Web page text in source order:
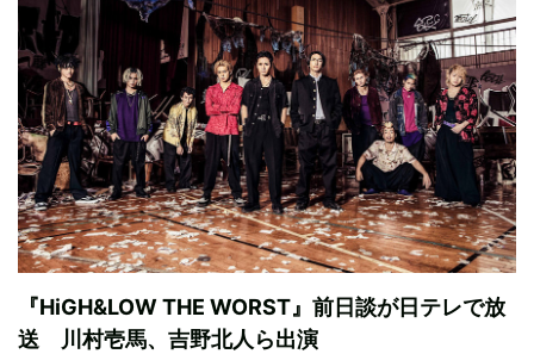
『HiGH&LOW THE WORST』前日談が日テレで放
送 川村壱馬、吉野北人ら出演